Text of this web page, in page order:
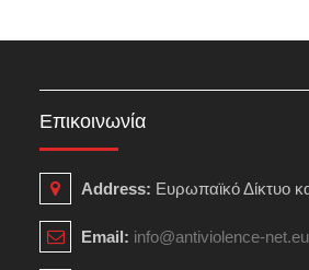
Επικοινωνία
Address: Ευρωπαϊκό Δίκτυο
Email: info@antiviolence-net.eu